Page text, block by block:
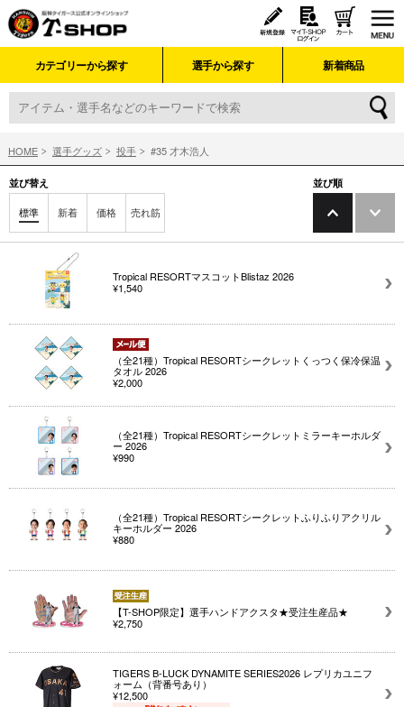
カテゴリーから探す 選手から探す 新着商品
HOME 選手グッズ 投手 #35 才木浩人
並び替え
標準 新着 価格 売れ筋
並び順
Tropical RESORTマスコットBlistaz 2026
¥1,540
（全21種）Tropical RESORTシークレットくっつく保冷保温
タオル 2026
¥2,000
（全21種）Tropical RESORTシークレットミラーキーホルダ
ー 2026
¥990
（全21種）Tropical RESORTシークレットふりふりアクリル
キーホルダー 2026
¥880
【T-SHOP限定】選手ハンドアクスタ★受注生産品★
¥2,750
TIGERS B-LUCK DYNAMITE SERIES2026 レプリカユニフ
ォーム（背番号あり）
¥12,500